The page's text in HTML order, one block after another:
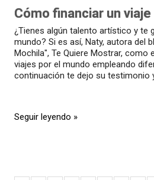
Cómo financiar un
¿Tienes algún talento artístico y te
mundo? Si es así, Naty, autora del
Mochila", Te Quiere Mostrar, como
viajes por el mundo empleando
continuación te dejo su testimonio y
Seguir leyendo »